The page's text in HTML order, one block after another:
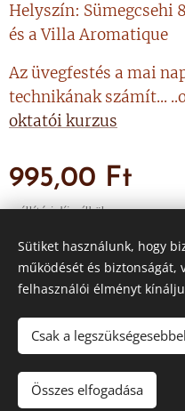
Helyszín: Sümegcsehi
és a Villa Aromatique
Az üvegfestés a mai
technikának számít...
oktatói kurzus
995,00 Ft
szállítási díj nélkül
© Vadász Orsolya
Sütiket használunk, hogy
működését és biztonságát,
felhasználói élményt
Csak a
Összes elfogadása